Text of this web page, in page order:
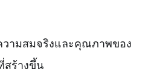
วามสมจริงและคุณภาพของ
สร้างขึ้น